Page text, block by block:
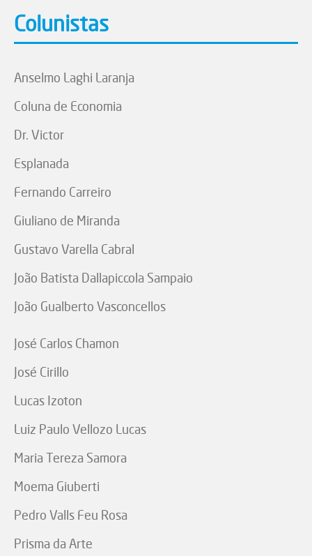
Colunistas
Anselmo Laghi Laranja
Coluna de Economia
Dr. Victor
Esplanada
Fernando Carreiro
Giuliano de Miranda
Gustavo Varella Cabral
João Batista Dallapiccola Sampaio
João Gualberto Vasconcellos
José Carlos Chamon
José Cirillo
Lucas Izoton
Luiz Paulo Vellozo Lucas
Maria Tereza Samora
Moema Giuberti
Pedro Valls Feu Rosa
Prisma da Arte